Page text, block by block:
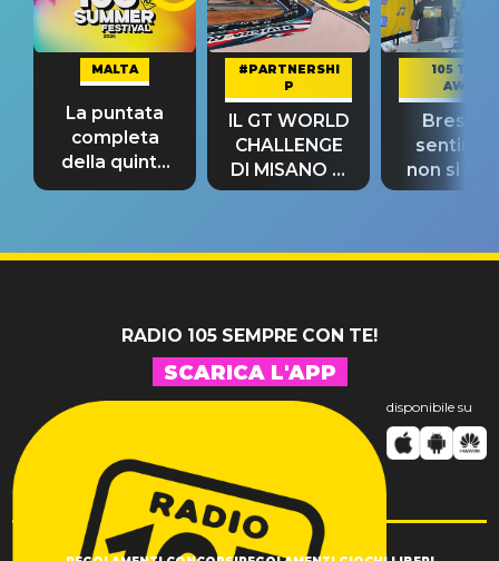
MALTA
La puntata
completa
della quinta
tappa
#PARTNERSHI
P
IL GT WORLD
CHALLENGE
DI MISANO si
riconferma
105 TAKE
AWAY
Bresh:
non si
fino alla
RADIO 105 SEMPRE CON TE!
SCARICA L'APP
disponibile su